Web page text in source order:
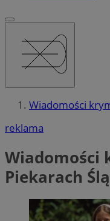
Wiadomości
reklama
Wiadomości
Piekarach